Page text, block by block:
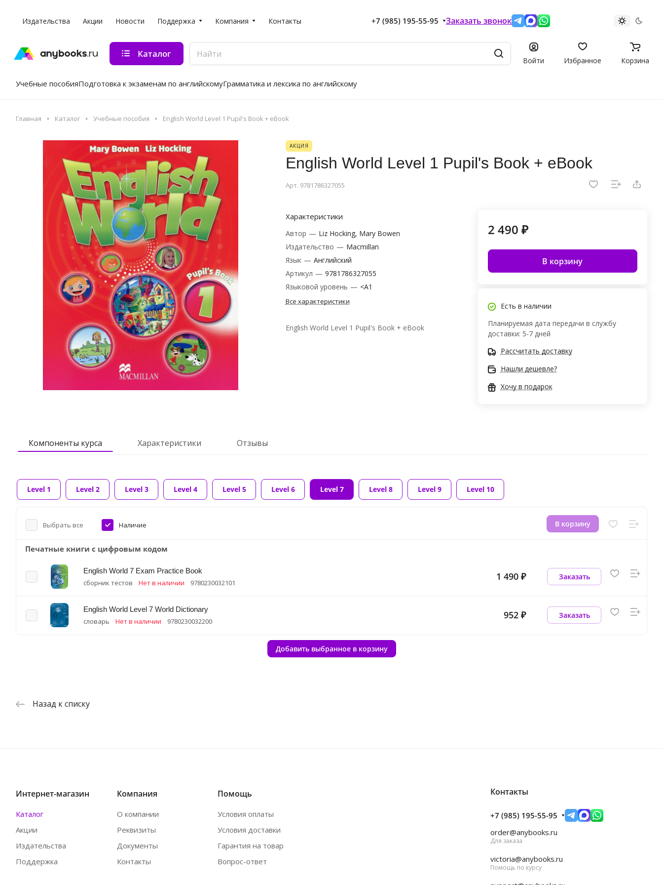
Издательства Акции Новости Поддержка Компания Контакты +7 (985) 195-55-95 Заказать звонок
Каталог
Войти Избранное Корзина
Учебные пособияПодготовка к экзаменам по английскомуГрамматика и лексика по английскому
Главная Каталог Учебные пособия English World Level 1 Pupil's Book + eBook
АКЦИЯ
English World Level 1 Pupil's Book + eBook
Арт. 9781786327055
Характеристики
Автор — Liz Hocking, Mary Bowen
Издательство — Macmillan
Язык — Английский
Артикул — 9781786327055
Языковой уровень — <A1
Все характеристики
English World Level 1 Pupil's Book + eBook
2 490 ₽
В корзину
Есть в наличии
Планируемая дата передачи в службу
доставки: 5-7 дней
Рассчитать доставку
Нашли дешевле?
Хочу в подарок
Компоненты курса Характеристики Отзывы
Level 1 Level 2 Level 3 Level 4 Level 5 Level 6 Level 7 Level 8 Level 9 Level 10
Выбрать все Наличие В корзину
Печатные книги с цифровым кодом
English World 7 Exam Practice Book
сборник тестов Нет в наличии 9780230032101
1 490 ₽ Заказать
English World Level 7 World Dictionary
словарь Нет в наличии 9780230032200
952 ₽ Заказать
Добавить выбранное в корзину
Назад к списку
Интернет-магазин
Каталог
Акции
Издательства
Поддержка
Компания
О компании
Реквизиты
Документы
Контакты
Помощь
Условия оплаты
Условия доставки
Гарантия на товар
Вопрос-ответ
Контакты
+7 (985) 195-55-95
order@anybooks.ru
Для заказа
victoria@anybooks.ru
Помощь по курсу